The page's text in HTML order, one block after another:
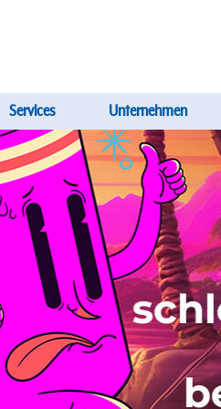
Services Unternehmen